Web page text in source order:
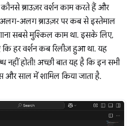
ब्राउज़र वर्शन काम करते हैं और
अलग ब्राउज़र पर कब से इस्तेमाल
सबसे मुश्किल काम था. इसके लिए,
कि हर वर्शन कब रिलीज़ हुआ था. यह
नहीं होती! अच्छी बात यह है कि इन सभी
और साल में शामिल किया जाता है.